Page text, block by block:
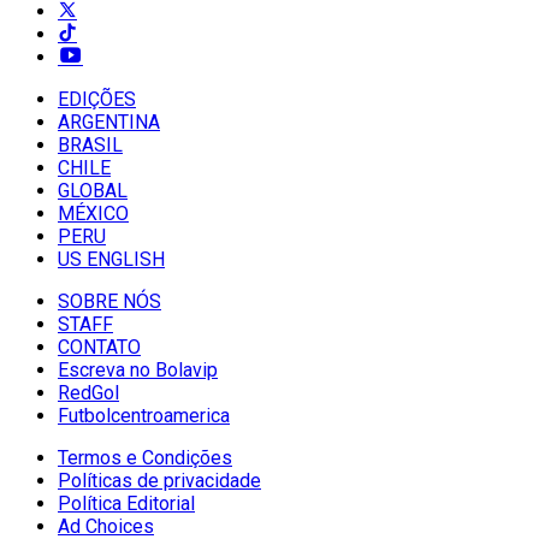
EDIÇÕES
ARGENTINA
BRASIL
CHILE
GLOBAL
MÉXICO
PERU
US ENGLISH
SOBRE NÓS
STAFF
CONTATO
Escreva no Bolavip
RedGol
Futbolcentroamerica
Termos e Condições
Políticas de privacidade
Política Editorial
Ad Choices